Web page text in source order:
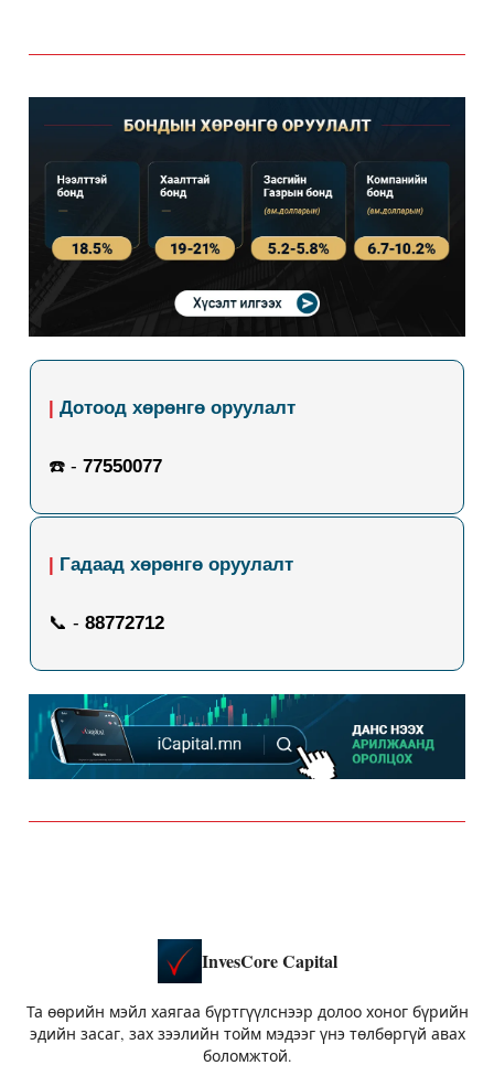
| Дотоод хөрөнгө оруулалт
☎️ - 77550077
| Гадаад хөрөнгө оруулалт
📞 - 88772712
InvesCore Capital
Та өөрийн мэйл хаягаа бүртгүүлснээр долоо хоног бүрийн
эдийн засаг, зах зээлийн тойм мэдээг үнэ төлбөргүй авах
боломжтой.